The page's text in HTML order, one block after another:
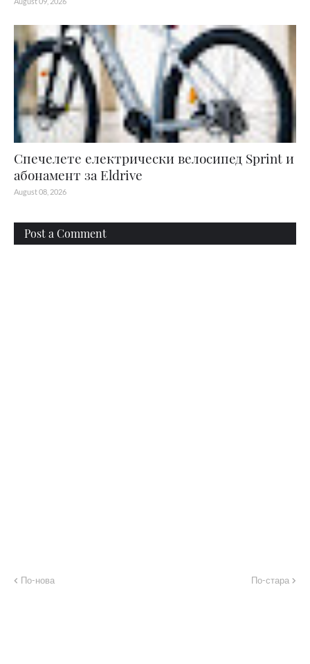
Спечелете електрически велосипед Sprint и
абонамент за Eldrive
August 08, 2026
Post a Comment
По-нова По-стара